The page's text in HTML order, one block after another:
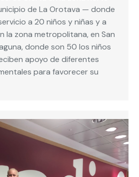
de La Orotava — donde
a 20 niños y niñas y a
la zona metropolitana, en San
donde son 50 los niños
apoyo de diferentes
para favorecer su